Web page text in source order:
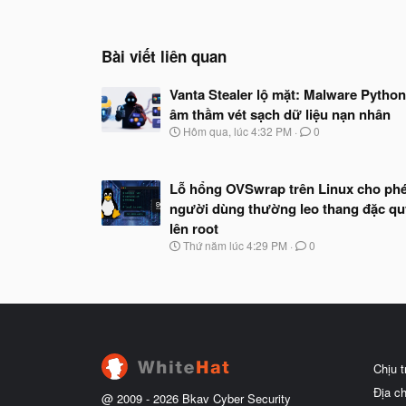
Bài viết liên quan
Vanta Stealer lộ mặt: Malware Python
âm thầm vét sạch dữ liệu nạn nhân
N
b
ắ
t
đ
ầ
Hôm qua, lúc 4:32 PM 0
Lỗ hổng OVSwrap trên Linux cho
người dùng thường leo thang đặc
lên root
N
b
ầ
u
Thứ năm lúc 4:29 PM 0
@ 2009 - 2026 Bkav Cyber Security
Chịu
Địa